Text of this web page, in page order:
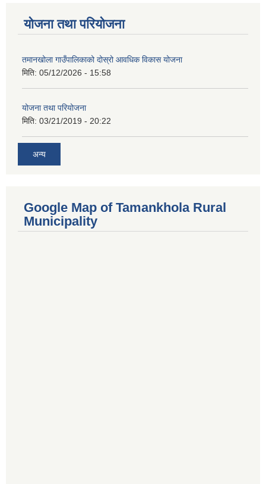
योजना तथा परियोजना
तमानखोला गाउँपालिकाको दोस्रो आवधिक विकास योजना
मिति: 05/12/2026 - 15:58
योजना तथा परियोजना
मिति: 03/21/2019 - 20:22
अन्य
Google Map of Tamankhola Rural
Municipality